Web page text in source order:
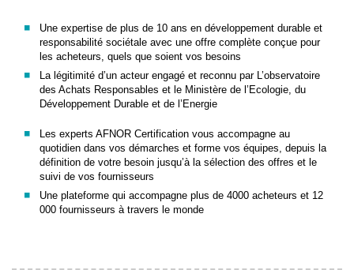
Une expertise de plus de 10 ans en développement durable et
responsabilité sociétale avec une offre complète conçue pour
les acheteurs, quels que soient vos besoins
La légitimité d’un acteur engagé et reconnu par L’observatoire
des Achats Responsables et le Ministère de l’Ecologie, du
Développement Durable et de l’Energie
Les experts AFNOR Certification vous accompagne au
quotidien dans vos démarches et forme vos équipes, depuis la
définition de votre besoin jusqu’à la sélection des offres et le
suivi de vos fournisseurs
Une plateforme qui accompagne plus de 4000 acheteurs et 12
000 fournisseurs à travers le monde